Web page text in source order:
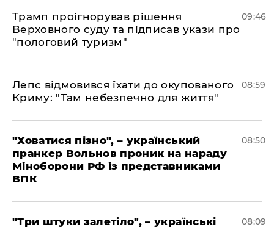
Трамп проігнорував рішення
Верховного суду та підписав укази про
"пологовий туризм"
09:46
Лепс відмовився їхати до окупованого
Криму: "Там небезпечно для життя"
08:59
"Ховатися пізно", – український
пранкер Вольнов проник на нараду
Міноборони РФ із представниками
ВПК
08:50
"Три штуки залетіло", – українські
08:09